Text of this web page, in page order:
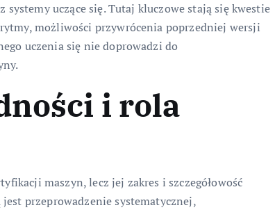
uczące się. Tutaj kluczowe stają się kwestie
możliwości przywrócenia poprzedniej wersji
uczenia się nie doprowadzi do
i rola
maszyn, lecz jej zakres i szczegółowość
przeprowadzenie systematycznej,